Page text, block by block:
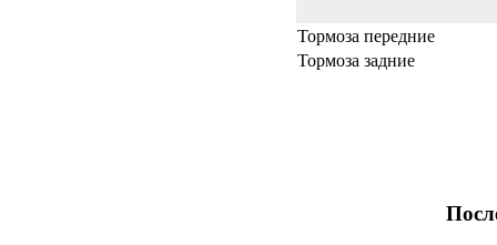
Тормоза передние
Тормоза задние